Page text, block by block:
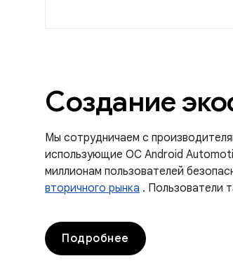
Создание
Мы сотрудничаем с
использующие ОС Android
миллионам пользователей
вторичного рынка . Пользователи
Подробнее